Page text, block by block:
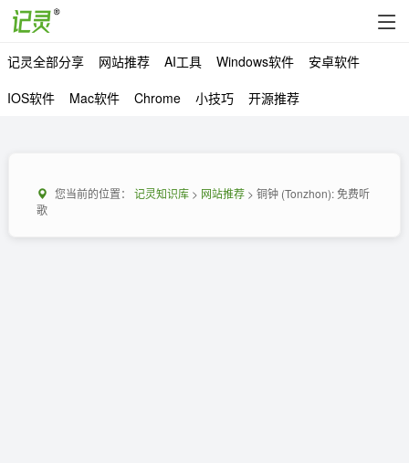
记灵全部分享 网站推荐 AI工具 Windows软件
安卓软件
IOS软件
Mac软件 Chrome 小技巧 开源推荐
您当前的位置： 记灵知识库> 网站推荐> 铜钟 (Tonzhon): 免费听
歌